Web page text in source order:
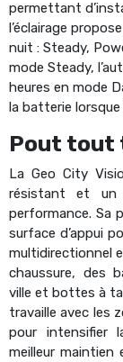
permettant
l’éclairage
nuit : Steady,
mode Steady,
heures en mode
la batterie lorsque
Pout tout
La Geo City
résistant et un
performance. Sa
surface d’appui
multidirectionnel
chaussure, des
ville et bottes à
travaille avec les
pour intensifier
meilleur